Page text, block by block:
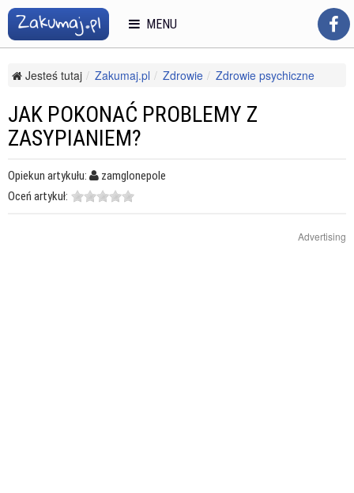
Jesteś tutaj Zakumaj.pl Zdrowie
Zdrowie psychiczne
JAK POKONAĆ PROBLEMY Z
ZASYPIANIEM?
Opiekun artykułu:
zamglonepole
Oceń artykuł:
Advertising
MENU